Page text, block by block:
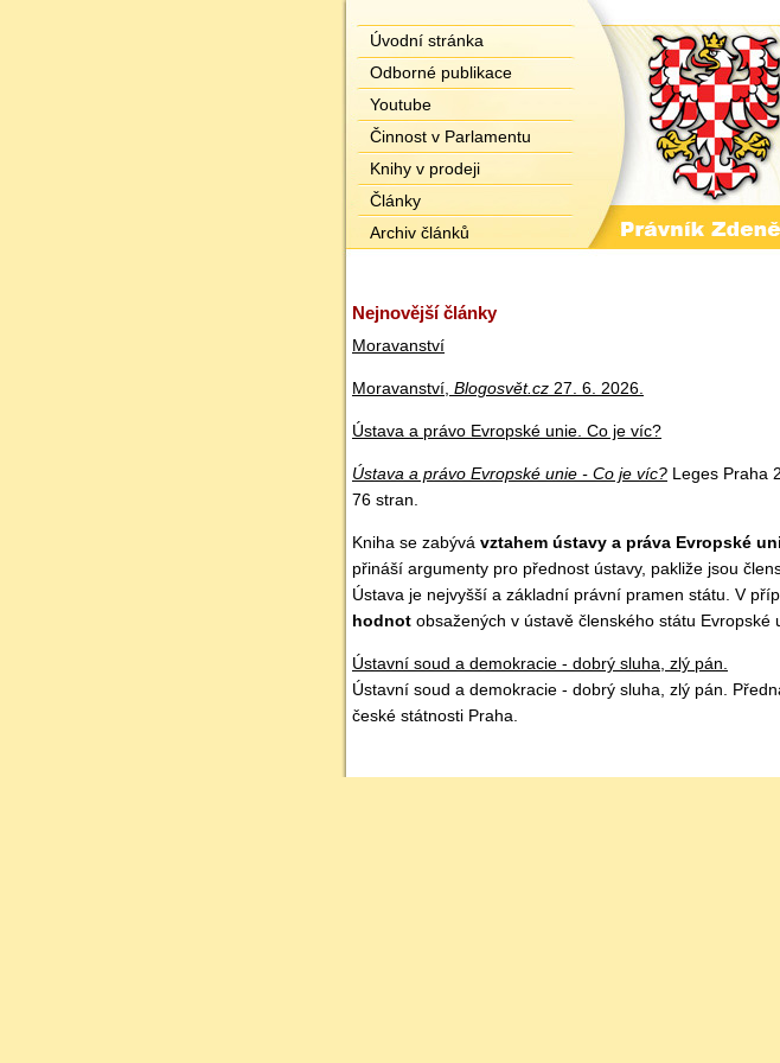
Úvodní stránka
Odborné publikace
Youtube
Činnost v Parlamentu
Knihy v prodeji
Články
Archiv článků
Nejnovější články
Moravanství
Moravanství, Blogosvět.cz 27. 6. 2026.
Ústava a právo Evropské unie. Co je víc?
Ústava a právo Evropské unie - Co je víc? Leges Praha
76 stran.
Kniha se zabývá vztahem ústavy a práva Evropské
přináší argumenty pro přednost ústavy, pakliže jsou
Ústava je nejvyšší a základní právní pramen státu. V
hodnot obsažených v ústavě členského státu Evropské
Ústavní soud a demokracie - dobrý sluha, zlý pán.
Ústavní soud a demokracie - dobrý sluha, zlý pán.
české státnosti Praha.